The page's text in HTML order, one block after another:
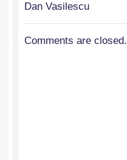
Dan Vasilescu
Comments are closed.